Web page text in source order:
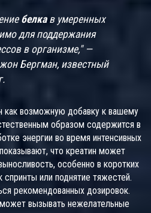
белкав умеренных
для поддержания
в организме," —
Бергман, известный
как возможную добавку к вашему
образом содержится в
энергии во время интенсивных
что креатин может
особенно в коротких
спринты или поднятие тяжестей.
рекомендованных дозировок.
вызывать нежелательные